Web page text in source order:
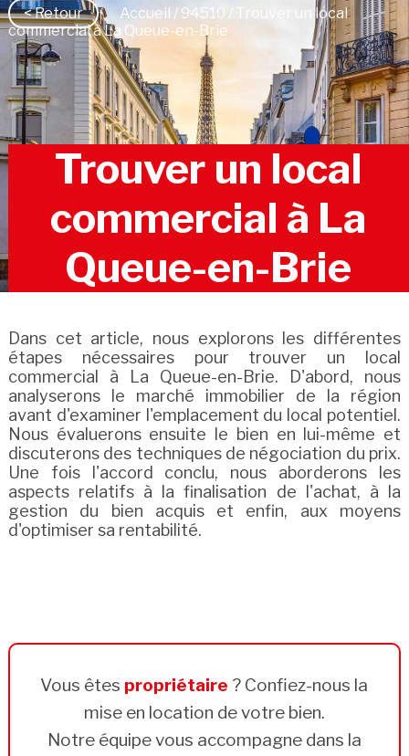
< Retour Accueil / 94510 / Trouver un local
commercial à La Queue-en-Brie
Trouver un local
commercial à La
Queue-en-Brie
Dans cet article, nous explorons les différentes
étapes nécessaires pour trouver un local
commercial à La Queue-en-Brie. D'abord, nous
analyserons le marché immobilier de la région
avant d'examiner l'emplacement du local potentiel.
Nous évaluerons ensuite le bien en lui-même et
discuterons des techniques de négociation du prix.
Une fois l'accord conclu, nous aborderons les
aspects relatifs à la finalisation de l'achat, à la
gestion du bien acquis et enfin, aux moyens
d'optimiser sa rentabilité.
Vous êtes propriétaire ? Confiez-nous la
mise en location de votre bien.
Notre équipe vous accompagne dans la